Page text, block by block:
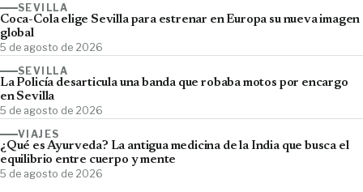
SEVILLA
Coca-Cola elige Sevilla para estrenar en Europa su nueva imagen
global
5 de agosto de 2026
SEVILLA
La Policía desarticula una banda que robaba motos por encargo
en Sevilla
5 de agosto de 2026
VIAJES
¿Qué es Ayurveda? La antigua medicina de la India que busca el
equilibrio entre cuerpo y mente
5 de agosto de 2026